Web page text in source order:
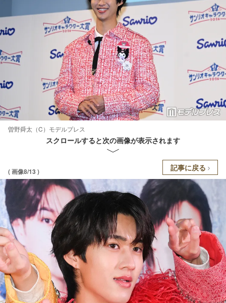
曽野舜太（C）モデルプレス
スクロールすると次の画像が表示されます
( 画像8/13 ) 記事に戻る